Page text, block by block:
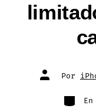
Autor
de Por
En